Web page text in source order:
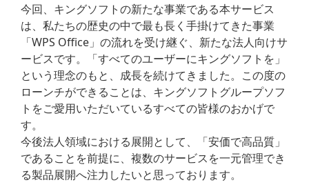
今回、キングソフトの新たな事業である本サービス
は、私たちの歴史の中で最も長く手掛けてきた事業
「WPS Office」の流れを受け継ぐ、新たな法人向けサ
ービスです。「すべてのユーザーにキングソフトを」
という理念のもと、成長を続けてきました。この度の
ローンチができることは、キングソフトグループソフ
トをご愛用いただいているすべての皆様のおかげで
す。
今後法人領域における展開として、「安価で高品質」
であることを前提に、複数のサービスを一元管理でき
る製品展開へ注力したいと思っております。